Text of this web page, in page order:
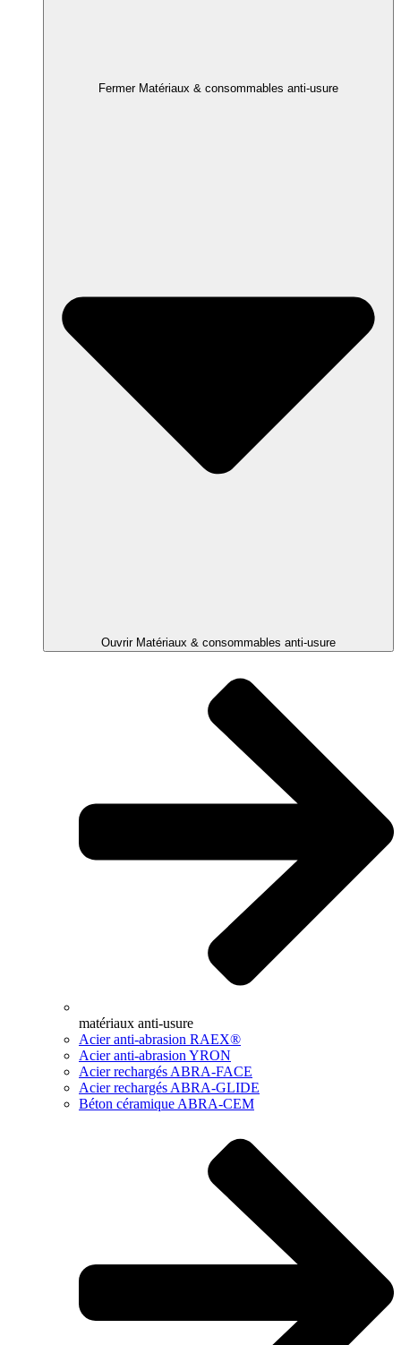
Fermer Matériaux & consommables anti-usure
Ouvrir Matériaux & consommables anti-usure
matériaux anti-usure
Acier anti-abrasion RAEX®
Acier anti-abrasion YRON
Acier rechargés ABRA-FACE
Acier rechargés ABRA-GLIDE
Béton céramique ABRA-CEM